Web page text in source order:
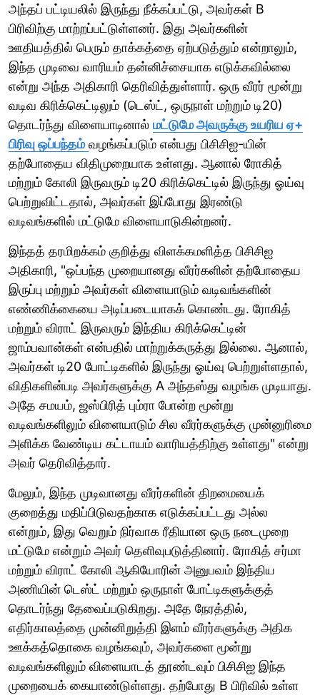
அந்தப் பட்டியலில் இருந்து நீக்கப்பட்டு, அவர்கள் B
பிரிவிற்கு மாற்றப்பட்டுள்ளனர். இது அவர்களின்
ஊதியத்தில் பெரும் தாக்கத்தை ஏற்படுத்தும் என்றாலும்,
இந்த முடிவை வாரியம் தன்னிச்சையாக எடுக்கவில்லை
என்று அந்த அதிகாரி தெரிவித்துள்ளார். ஒரு வீரர் மூன்று
வடிவ கிரிக்கெட்டிலும் (டெஸ்ட், ஒருநாள் மற்றும் டி20)
தொடர்ந்து விளையாடினால் மட்டுமே அவருக்கு உயரிய ஏ+
பிரிவு ஒப்பந்தம் வழங்கப்படும் என்பது பிசிசிஐ-யின்
தற்போதைய விதிமுறையாக உள்ளது. ஆனால் ரோகித்
மற்றும் கோலி இருவரும் டி20 கிரிக்கெட்டில் இருந்து ஓய்வு
பெற்றுவிட்டதால், அவர்கள் இப்போது இரண்டு
வடிவங்களில் மட்டுமே விளையாடுகின்றனர்.
இந்தத் தரமிறக்கம் குறித்து விளக்கமளித்த பிசிசிஐ
அதிகாரி, "ஒப்பந்த முறையானது வீரர்களின் தற்போதைய
இருப்பு மற்றும் அவர்கள் விளையாடும் வடிவங்களின்
எண்ணிக்கையை அடிப்படையாகக் கொண்டது. ரோகித்
மற்றும் விராட் இருவரும் இந்திய கிரிக்கெட்டின்
ஜாம்பவான்கள் என்பதில் மாற்றுக்கருத்து இல்லை. ஆனால்,
அவர்கள் டி20 போட்டிகளில் இருந்து ஓய்வு பெற்றுள்ளதால்,
விதிகளின்படி அவர்களுக்கு A அந்தஸ்து வழங்க முடியாது.
அதே சமயம், ஜஸ்பிரித் பும்ரா போன்ற மூன்று
வடிவங்களிலும் விளையாடும் சில வீரர்களுக்கு முன்னுரிமை
அளிக்க வேண்டிய கட்டாயம் வாரியத்திற்கு உள்ளது" என்று
அவர் தெரிவித்தார்.
மேலும், இந்த முடிவானது வீரர்களின் திறமையைக்
குறைத்து மதிப்பிடுவதற்காக எடுக்கப்பட்டது அல்ல
என்றும், இது வெறும் நிர்வாக ரீதியான ஒரு நடைமுறை
மட்டுமே என்றும் அவர் தெளிவுபடுத்தினார். ரோகித் சர்மா
மற்றும் விராட் கோலி ஆகியோரின் அனுபவம் இந்திய
அணியின் டெஸ்ட் மற்றும் ஒருநாள் போட்டிகளுக்குத்
தொடர்ந்து தேவைப்படுகிறது. அதே நேரத்தில்,
எதிர்காலத்தை முன்னிறுத்தி இளம் வீரர்களுக்கு அதிக
ஊக்கத்தொகை வழங்கவும், அவர்களை மூன்று
வடிவங்களிலும் விளையாடத் தூண்டவும் பிசிசிஐ இந்த
முறையைக் கையாண்டுள்ளது. தற்போது B பிரிவில் உள்ள